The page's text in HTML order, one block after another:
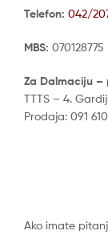
Telefon: 042/
MBS: 070128775
Za Dalmaciju –
TTTS – 4.
Prodaja: 091
Ako imate